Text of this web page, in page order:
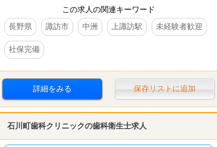
この求人の関連キーワード
長野県
諏訪市 中洲 上諏訪駅 未経験者歓迎
社保完備
詳細をみる 保存リストに追加
石川町歯科クリニックの歯科衛生士求人